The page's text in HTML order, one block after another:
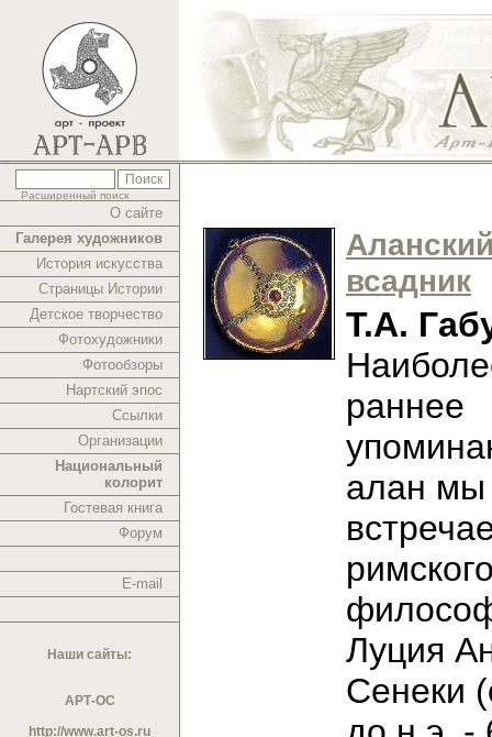
Расширенный поиск
О сайте
Галерея художников
История искусства
Страницы Истории
Детское творчество
Фотохудожники
Фотообзоры
Нартский эпос
Ссылки
Организации
Национальный
колорит
Гостевая книга
Форум
E-mail
Наши сайты:
АРТ-ОС
http://www.art-os.ru
всадник
Т.А.
раннее
алан мы
Луция
Сенеки